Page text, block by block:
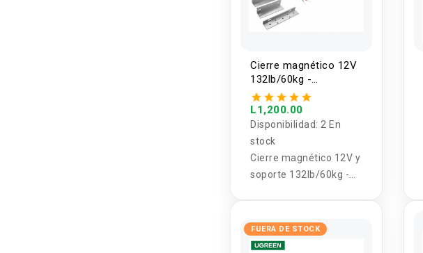
Cierre magnético 12V
132lb/60kg -
600lb/272KG /
soporte
L1,200.00
Disponibilidad: 2 En
stock
Cierre magnético 12V y
soporte 132lb/60kg -
FUERA DE STOCK